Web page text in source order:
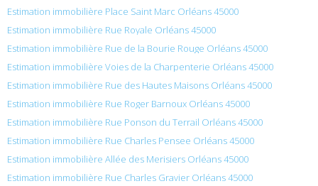
Estimation immobilière Place Saint Marc Orléans 45000
Estimation immobilière Rue Royale Orléans 45000
Estimation immobilière Rue de la Bourie Rouge Orléans 45000
Estimation immobilière Voies de la Charpenterie Orléans 45000
Estimation immobilière Rue des Hautes Maisons Orléans 45000
Estimation immobilière Rue Roger Barnoux Orléans 45000
Estimation immobilière Rue Ponson du Terrail Orléans 45000
Estimation immobilière Rue Charles Pensee Orléans 45000
Estimation immobilière Allée des Merisiers Orléans 45000
Estimation immobilière Rue Charles Gravier Orléans 45000